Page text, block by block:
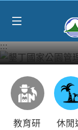
:::
教育研
休閒